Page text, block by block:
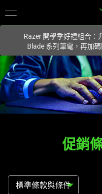
Razer 開學季好禮組合：
Blade 系列筆電，再加
促銷
標準條款與條件